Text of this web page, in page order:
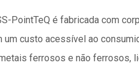
PointTeQ é fabricada com
um custo acessível ao
ferrosos e não ferrosos,